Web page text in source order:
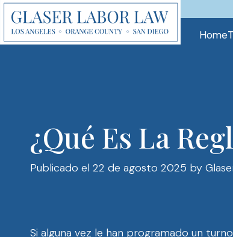
Skip
content
Home
¿Qué Es La
Publicado el 22 de agosto 2025 by
Si alguna vez le han programado un